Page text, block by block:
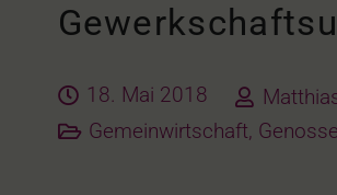
18. Mai 2018
Gemeinwirtschaft,